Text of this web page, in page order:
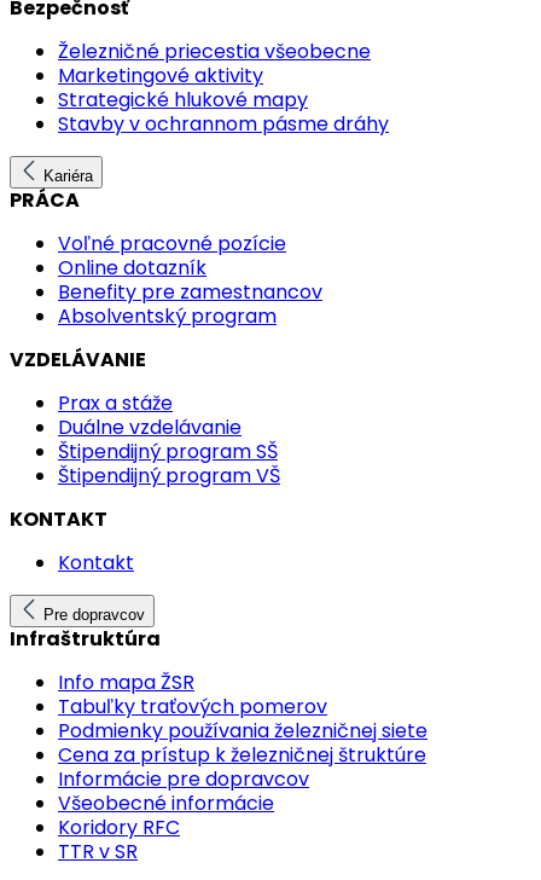
Bezpečnosť
Železničné priecestia všeobecne
Marketingové aktivity
Strategické hlukové mapy
Stavby v ochrannom pásme dráhy
Kariéra
PRÁCA
Voľné pracovné pozície
Online dotazník
Benefity pre zamestnancov
Absolventský program
VZDELÁVANIE
Prax a stáže
Duálne vzdelávanie
Štipendijný program SŠ
Štipendijný program VŠ
KONTAKT
Kontakt
Pre dopravcov
Infraštruktúra
Info mapa ŽSR
Tabuľky traťových pomerov
Podmienky používania železničnej siete
Cena za prístup k železničnej štruktúre
Informácie pre dopravcov
Všeobecné informácie
Koridory RFC
TTR v SR